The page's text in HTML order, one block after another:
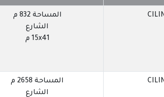
المساحة 832 م
الشارع
15x41 م
المساحة 2658 م
الشارع